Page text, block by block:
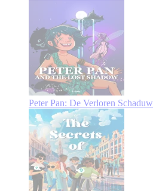
Peter Pan: De Verloren Schaduw